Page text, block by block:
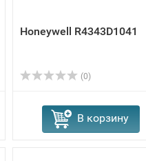
Honeywell R4343D1041
(0)
В корзину